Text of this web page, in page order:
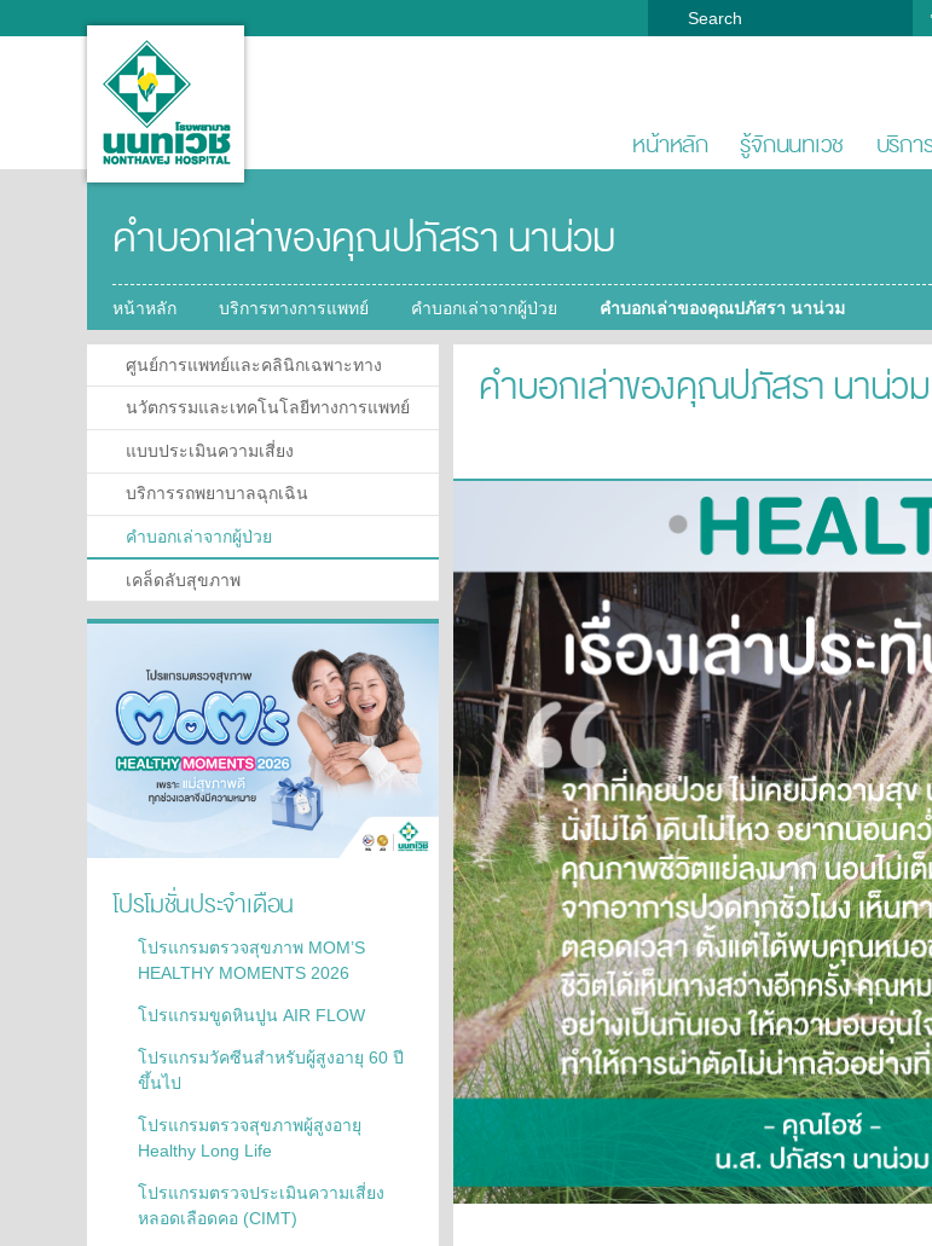
หน้าหลัก รู้จักนนทเวช บริกา
คำบอกเล่าของคุณปภัสรา นาน่วม
หน้าหลัก บริการทางการแพทย์ คำบอกเล่าจากผู้ป่วย คำบอกเล่าของคุณปภัสรา นาน่วม
คำบอกเล่าของคุณปภัสรา นาน่วม
ศูนย์การแพทย์และคลินิกเฉพาะทาง
นวัตกรรมและเทคโนโลยีทางการแพทย์
แบบประเมินความเสี่ยง
บริการรถพยาบาลฉุกเฉิน
คำบอกเล่าจากผู้ป่วย
เคล็ดลับสุขภาพ
โปรโมชั่นประจำเดือน
โปรแกรมตรวจสุขภาพ MOM’S
HEALTHY MOMENTS 2026
โปรแกรมขูดหินปูน AIR FLOW
โปรแกรมวัคซีนสำหรับผู้สูงอายุ 60 ปี
ขึ้นไป
โปรแกรมตรวจสุขภาพผู้สูงอายุ
Healthy Long Life
โปรแกรมตรวจประเมินความเสี่ยง
หลอดเลือดคอ (CIMT)